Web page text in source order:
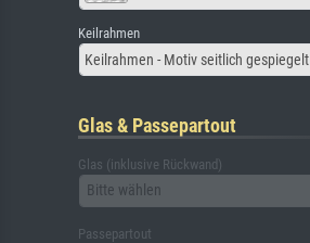
Keilrahmen
Keilrahmen - Motiv seitlich gespiegelt
Glas & Passepartout
Glas (inklusive Rückwand)
Bitte wählen
Passepartout